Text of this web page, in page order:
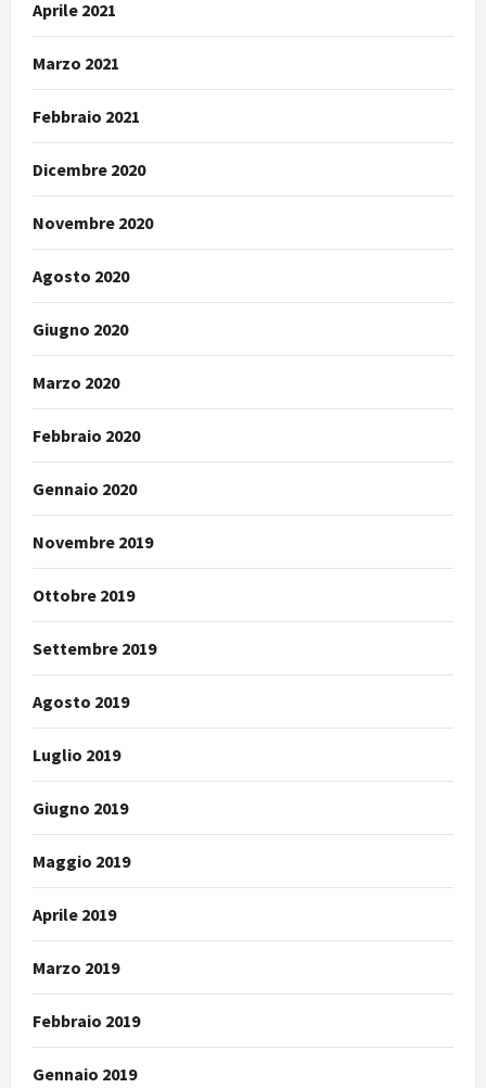
Aprile 2021
Marzo 2021
Febbraio 2021
Dicembre 2020
Novembre 2020
Agosto 2020
Giugno 2020
Marzo 2020
Febbraio 2020
Gennaio 2020
Novembre 2019
Ottobre 2019
Settembre 2019
Agosto 2019
Luglio 2019
Giugno 2019
Maggio 2019
Aprile 2019
Marzo 2019
Febbraio 2019
Gennaio 2019